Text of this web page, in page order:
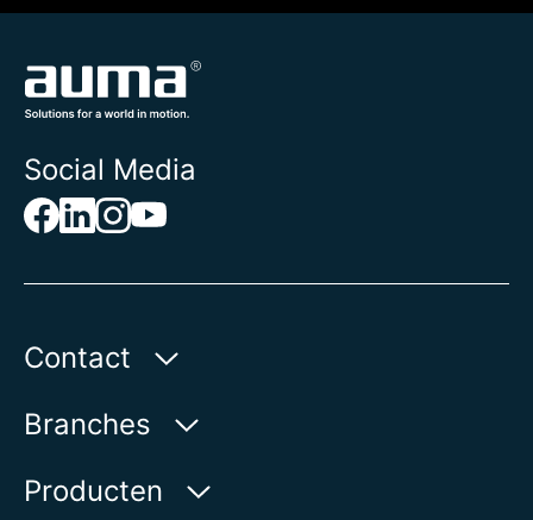
Social Media
Contact
AUMA Benelux B.V.
2314 XT Leiden | Nederland
Branches
Water
Producten